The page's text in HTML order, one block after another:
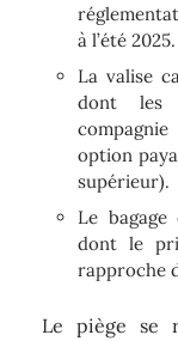
à l’été 2025.
La valise
dont les
option
supérieur).
Le
dont le
rapproche
Le piège se